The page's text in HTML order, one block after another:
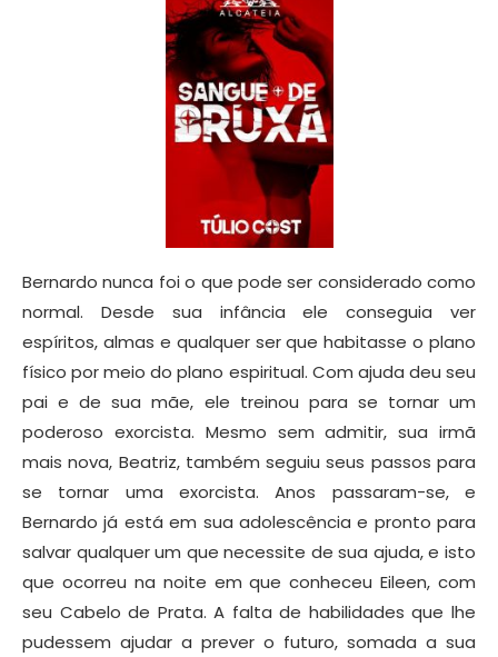
Bernardo nunca foi o que pode ser considerado como
normal. Desde sua infância ele conseguia ver
espíritos, almas e qualquer ser que habitasse o plano
físico por meio do plano espiritual. Com ajuda deu seu
pai e de sua mãe, ele treinou para se tornar um
poderoso exorcista. Mesmo sem admitir, sua irmã
mais nova, Beatriz, também seguiu seus passos para
se tornar uma exorcista. Anos passaram-se, e
Bernardo já está em sua adolescência e pronto para
salvar qualquer um que necessite de sua ajuda, e isto
que ocorreu na noite em que conheceu Eileen, com
seu Cabelo de Prata. A falta de habilidades que lhe
pudessem ajudar a prever o futuro, somada a sua